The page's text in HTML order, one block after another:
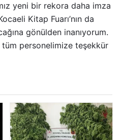
yeni bir rekora daha imza
Kitap Fuarı’nın da
gönülden inanıyorum.
personelimize teşekkür